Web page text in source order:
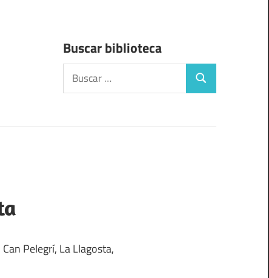
Buscar biblioteca
Buscar:
Buscar
Pelegrí, La Llagosta,